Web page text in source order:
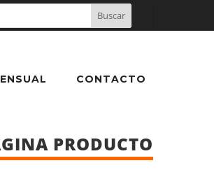
CONTACTO
PRODUCTO